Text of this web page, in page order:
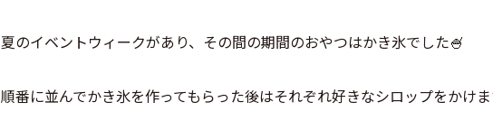
夏のイベントウィークがあり、その間の期間のおやつはかき氷でした🍧
順番に並んでかき氷を作ってもらった後はそれぞれ好きなシロップをかけ